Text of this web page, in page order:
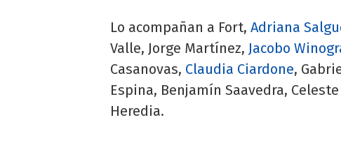
Lo acompañan a Fort, Adriana
Valle, Jorge Martínez, Jacobo
Casanovas, Claudia Ciardone,
Espina, Benjamín Saavedra,
Heredia.